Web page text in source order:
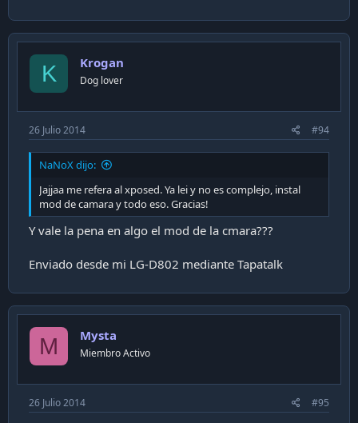
K Krogan
Dog lover
26 Julio 2014 #94
NaNoX dijo:
Jajjaa me refera al xposed. Ya lei y no es complejo, instal
mod de camara y todo eso. Gracias!
Y vale la pena en algo el mod de la cmara???
Enviado desde mi LG-D802 mediante Tapatalk
M Mysta
Miembro Activo
26 Julio 2014 #95